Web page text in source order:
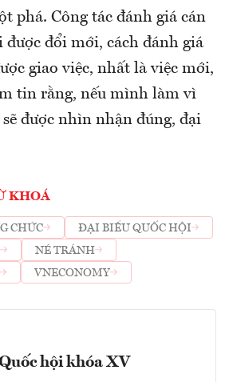
phá. Công tác đánh giá cán
được đổi mới, cách đánh giá
giao việc, nhất là việc mới,
tin rằng, nếu mình làm vì
được nhìn nhận đúng, đại
KHOÁ
CHỨC
ĐẠI BIỂU QUỐC HỘI
NÉ TRÁNH
VNECONOMY
hội khóa XV